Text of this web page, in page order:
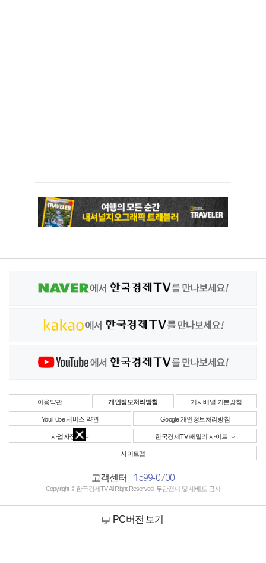
이용약관 개인정보처리방침 기사배열 기본방침
YouTube 서비스 약관 Google 개인정보처리방침
사업자정보 한국경제TV 패밀리 사이트
사이트맵
고객센터 1599-0700
Copyright © 한국경제TV All Right Reserved. 무단전재 및 재배포 금지
PC버전 보기